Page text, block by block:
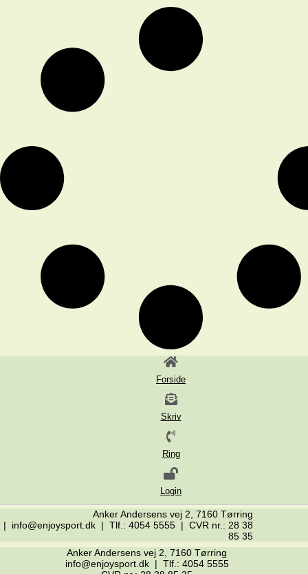
Forside
Skriv
Ring
Login
Anker Andersens vej 2, 7160 Tørring
| info@enjoysport.dk | Tlf.: 4054 5555 | CVR nr.: 28 38
85 35
Anker Andersens vej 2, 7160 Tørring
info@enjoysport.dk | Tlf.: 4054 5555